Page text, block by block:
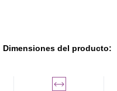
Dimensiones del producto: